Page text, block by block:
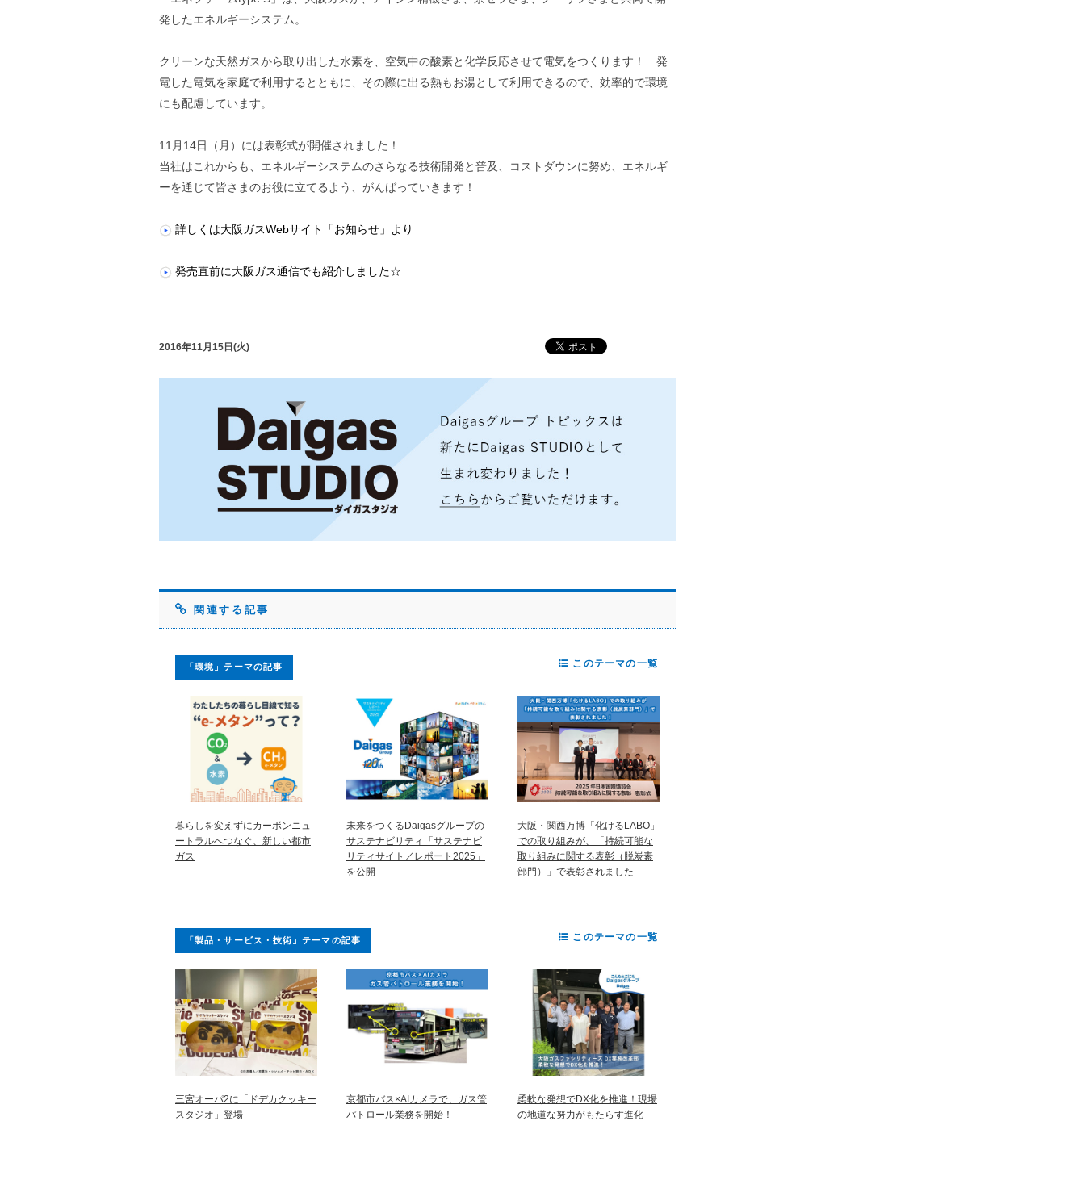
発したエネルギーシステム。
クリーンな天然ガスから取り出した水素を、空気中の酸素と化学反応させて電気をつくります！ 発
電した電気を家庭で利用するとともに、その際に出る熱もお湯として利用できるので、効率的で環境
にも配慮しています。
11月14日（月）には表彰式が開催されました！
当社はこれからも、エネルギーシステムのさらなる技術開発と普及、コストダウンに努め、エネルギ
ーを通じて皆さまのお役に立てるよう、がんばっていきます！
詳しくは大阪ガスWebサイト「お知らせ」より
発売直前に大阪ガス通信でも紹介しました☆
2016年11月15日(火)
関連する記事
「環境」テーマの記事
暮らしを変えずにカーボンニュ
ートラルへつなぐ、新しい都市
ガス
未来をつくるDaigasグループの
サステナビリティ「サステナビ
リティサイト／レポート2025」
を公開
大阪・関西万博「化けるLABO」
での取り組みが、「持続可能な
取り組みに関する表彰（脱炭素
部門）」で表彰されました
このテーマの一覧
「製品・サービス・技術」テーマの記事
三宮オーパ2に「ドデカクッキー
スタジオ」登場
京都市バス×AIカメラで、ガス管
パトロール業務を開始！
柔軟な発想でDX化を推進！現場
の地道な努力がもたらす進化
このテーマの一覧